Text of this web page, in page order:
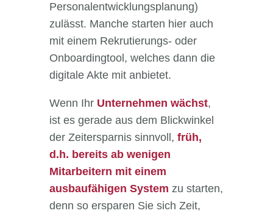
Personalentwicklungsplanung)
zulässt. Manche starten hier auch
mit einem Rekrutierungs- oder
Onboardingtool, welches dann die
digitale Akte mit anbietet.
Wenn Ihr Unternehmen wächst,
ist es gerade aus dem Blickwinkel
der Zeitersparnis sinnvoll, früh,
d.h. bereits ab wenigen
Mitarbeitern mit einem
ausbaufähigen System zu starten,
denn so ersparen Sie sich Zeit,